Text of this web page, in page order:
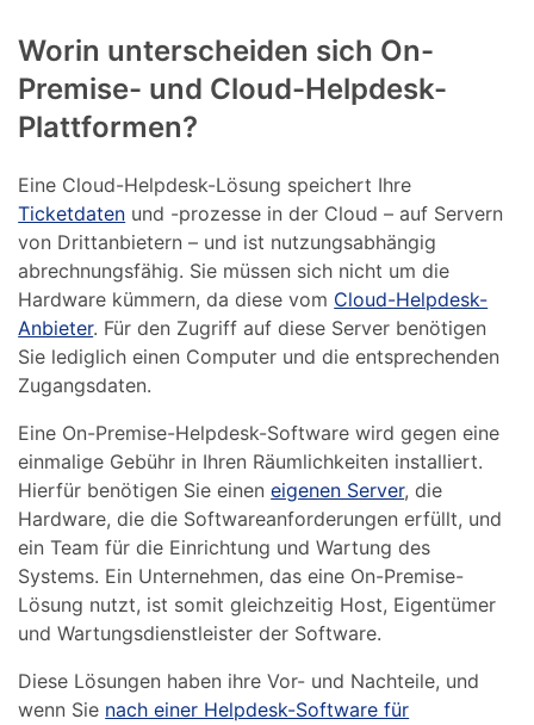
Worin unterscheiden sich On-
Premise- und Cloud-Helpdesk-
Plattformen?
Eine Cloud-Helpdesk-Lösung speichert Ihre
Ticketdaten und -prozesse in der Cloud – auf Servern
von Drittanbietern – und ist nutzungsabhängig
abrechnungsfähig. Sie müssen sich nicht um die
Hardware kümmern, da diese vom Cloud-Helpdesk-
Anbieter. Für den Zugriff auf diese Server benötigen
Sie lediglich einen Computer und die entsprechenden
Zugangsdaten.
Eine On-Premise-Helpdesk-Software wird gegen eine
einmalige Gebühr in Ihren Räumlichkeiten installiert.
Hierfür benötigen Sie eineneigenen Server, die
Hardware, die die Softwareanforderungen erfüllt, und
ein Team für die Einrichtung und Wartung des
Systems. Ein Unternehmen, das eine On-Premise-
Lösung nutzt, ist somit gleichzeitig Host, Eigentümer
und Wartungsdienstleister der Software.
Diese Lösungen haben ihre Vor- und Nachteile, und
wenn Sie nach einer Helpdesk-Software für